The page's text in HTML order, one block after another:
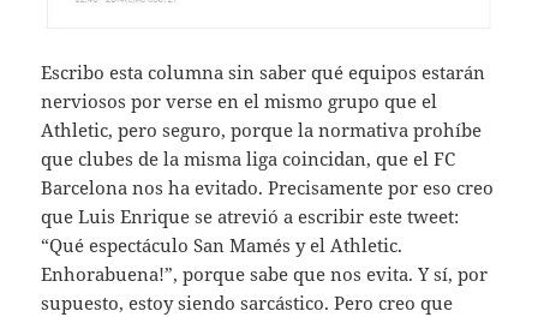
Escribo esta columna sin saber qué equipos estarán
nerviosos por verse en el mismo grupo que el
Athletic, pero seguro, porque la normativa prohíbe
que clubes de la misma liga coincidan, que el FC
Barcelona nos ha evitado. Precisamente por eso creo
que Luis Enrique se atrevió a escribir este tweet:
“Qué espectáculo San Mamés y el Athletic.
Enhorabuena!”, porque sabe que nos evita. Y sí, por
supuesto, estoy siendo sarcástico. Pero creo que